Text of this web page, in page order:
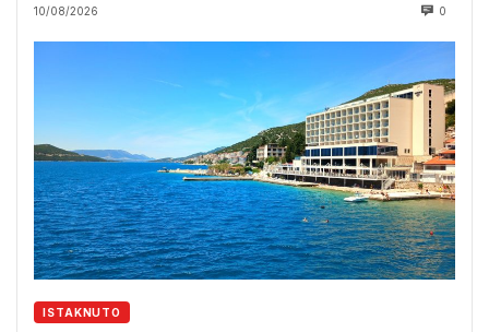
10/08/2026 0
ISTAKNUTO